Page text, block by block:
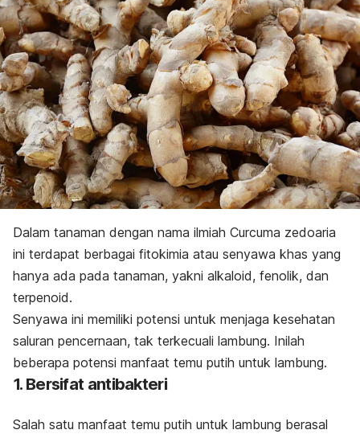
Dalam tanaman dengan nama ilmiah Curcuma zedoaria
ini terdapat berbagai fitokimia atau senyawa khas yang
hanya ada pada tanaman, yakni alkaloid, fenolik, dan
terpenoid.
Senyawa ini memiliki potensi untuk menjaga kesehatan
saluran pencernaan, tak terkecuali lambung. Inilah
beberapa potensi manfaat temu putih untuk lambung.
1. Bersifat antibakteri
Salah satu manfaat temu putih untuk lambung berasal